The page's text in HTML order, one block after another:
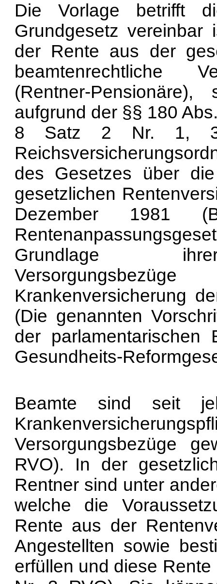
Die Vorlage betrifft
Grundgesetz
der Rente aus der
beamtenrechtliche
(Rentner-
aufgrund der §§ 180
8 Satz 2 Nr. 1,
des Gesetzes über
gesetzlichen
Dezember
Grundlage
Krankenversicherung
(Die genannten
der parlamentarischen
Gesundheits-
Beamte sind seit
Versorgungsbezüge
RVO). In der
Rentner sind unter
welche die
Rente aus der
Angestellten sowie
erfüllen und diese